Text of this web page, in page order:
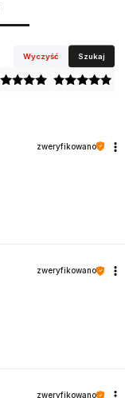
Wyczyść Szukaj
zweryfikowano
zweryfikowano
zweryfikowano